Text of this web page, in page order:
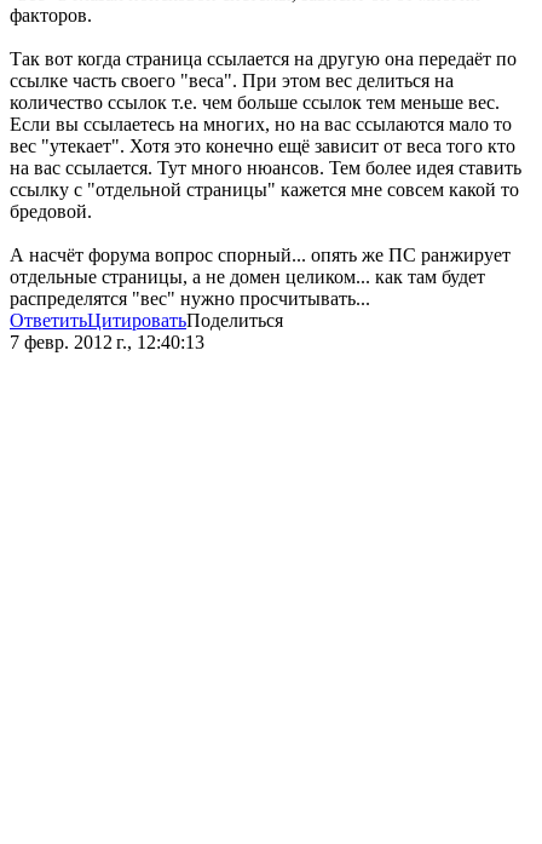
факторов.
Так вот когда страница ссылается на другую она передаёт по
ссылке часть своего "веса". При этом вес делиться на
количество ссылок т.е. чем больше ссылок тем меньше вес.
Если вы ссылаетесь на многих, но на вас ссылаются мало то
вес "утекает". Хотя это конечно ещё зависит от веса того кто
на вас ссылается. Тут много нюансов. Тем более идея ставить
ссылку с "отдельной страницы" кажется мне совсем какой то
бредовой.
А насчёт форума вопрос спорный... опять же ПС ранжирует
отдельные страницы, а не домен целиком... как там будет
распределятся "вес" нужно просчитывать...
ОтветитьЦитироватьПоделиться
7 февр. 2012 г., 12:40:13